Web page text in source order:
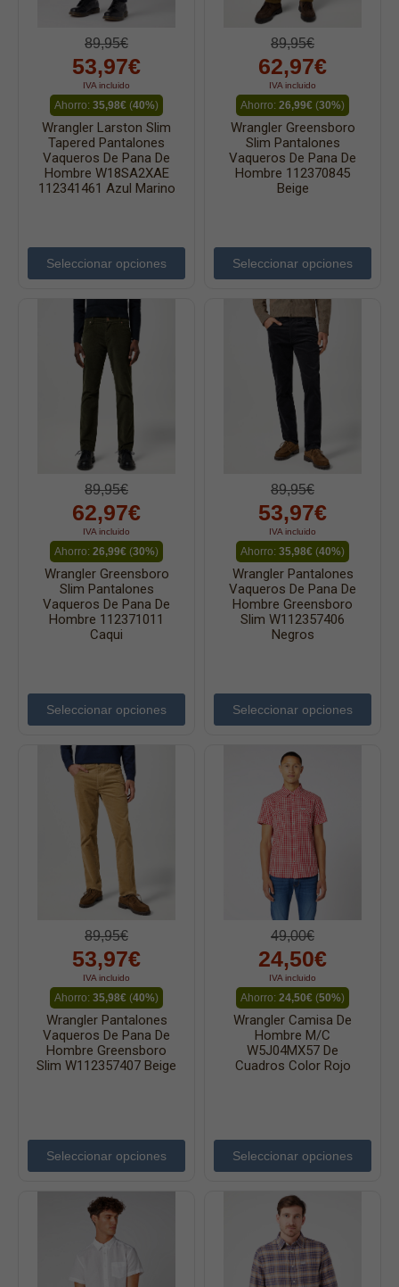
Ropa interior
89,95€
53,97€
IVA incluido
Ahorro: 35,98€ (40%)
Wrangler Larston Slim
Tapered Pantalones
Vaqueros De Pana De
Hombre W18SA2XAE
112341461 Azul Marino
Seleccionar opciones
89,95€
62,97€
IVA incluido
Ahorro: 26,99€ (30%)
Wrangler Greensboro
Slim Pantalones
Vaqueros De Pana De
Hombre 112370845
Beige
Seleccionar opciones
89,95€
62,97€
IVA incluido
Ahorro: 26,99€ (30%)
Wrangler Greensboro
Slim Pantalones
Vaqueros De Pana De
Hombre 112371011
Caqui
Seleccionar opciones
89,95€
53,97€
IVA incluido
Ahorro: 35,98€ (40%)
Wrangler Pantalones
Vaqueros De Pana De
Hombre Greensboro
Slim W112357406
Negros
Seleccionar opciones
89,95€
53,97€
IVA incluido
Ahorro: 35,98€ (40%)
Wrangler Pantalones
Vaqueros De Pana De
Hombre Greensboro
Slim W112357407 Beige
Seleccionar opciones
49,00€
24,50€
IVA incluido
Ahorro: 24,50€ (50%)
Wrangler Camisa De
Hombre M/c
W5J04MX57 De
Cuadros Color Rojo
Seleccionar opciones